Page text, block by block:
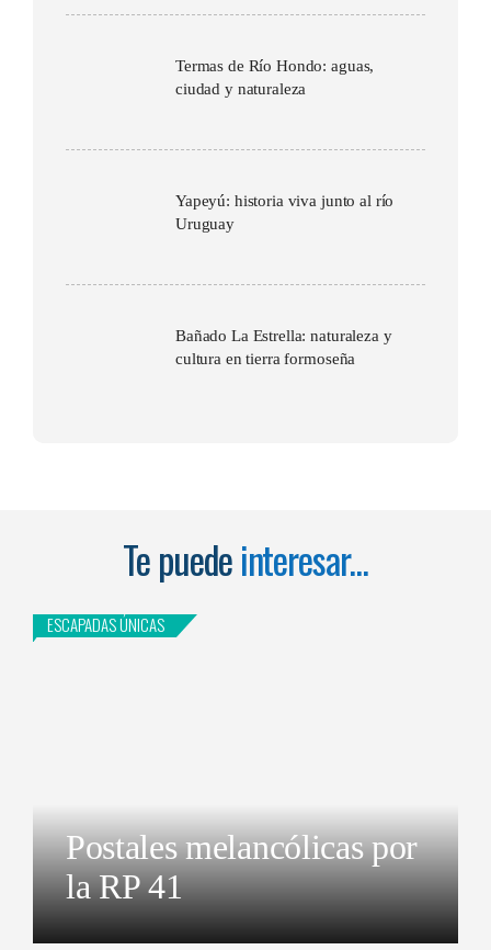
Termas de Río Hondo: aguas,
ciudad y naturaleza
Yapeyú: historia viva junto al río
Uruguay
Bañado La Estrella: naturaleza y
cultura en tierra formoseña
Te puedeinteresar...
ESCAPADAS ÚNICAS
Postales melancólicas por
la RP 41